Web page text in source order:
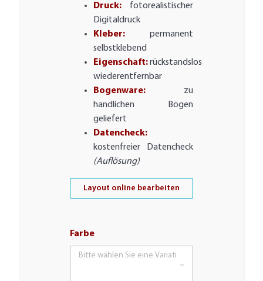
Druck: fotorealistischer
Digitaldruck
Kleber: permanent
selbstklebend
Eigenschaft:rückstandslos
wiederentfernbar
Bogenware: zu
handlichen Bögen
geliefert
Datencheck:
kostenfreier Datencheck
(Auflösung)
Layout online bearbeiten
Farbe
Bitte wählen Sie eine Variation.